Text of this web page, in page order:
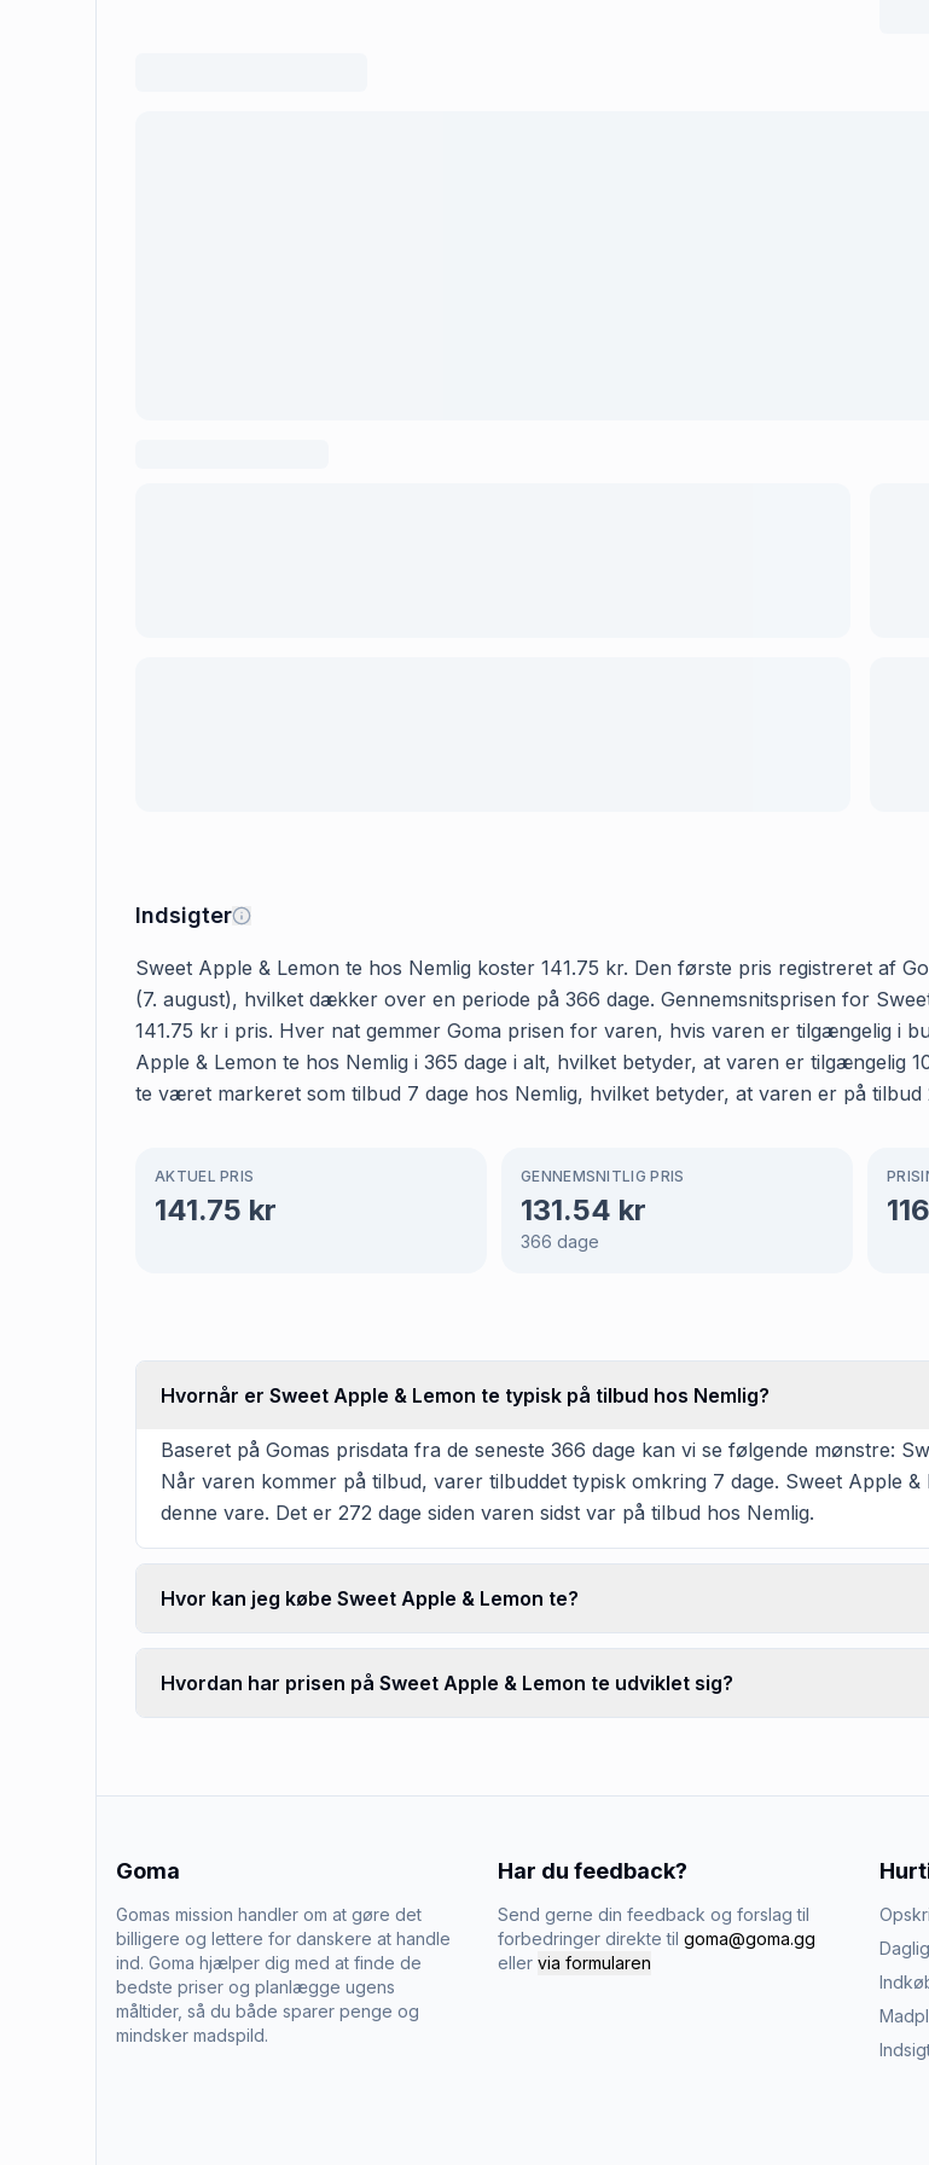
Indsigter
Sweet Apple & Lemon te hos Nemlig koster 141.75 kr. Den første pris registreret af
(7. august), hvilket dækker over en periode på 366 dage. Gennemsnitsprisen for
141.75 kr i pris. Hver nat gemmer Goma prisen for varen, hvis varen er tilgængelig i
Apple & Lemon te hos Nemlig i 365 dage i alt, hvilket betyder, at varen er tilgængelig
te været markeret som tilbud 7 dage hos Nemlig, hvilket betyder, at varen er på
AKTUEL PRIS
141.75 kr
GENNEMSNITLIG PRIS
131.54 kr
366 dage
Hvornår er Sweet Apple & Lemon te typisk på tilbud hos Nemlig?
Baseret på Gomas prisdata fra de seneste 366 dage kan vi se følgende mønstre:
Når varen kommer på tilbud, varer tilbuddet typisk omkring 7 dage. Sweet Apple
denne vare. Det er 272 dage siden varen sidst var på tilbud hos Nemlig.
Hvor kan jeg købe Sweet Apple & Lemon te?
Hvordan har prisen på Sweet Apple & Lemon te udviklet sig?
Goma
Gomas mission handler om at gøre det
billigere og lettere for danskere at handle
ind. Goma hjælper dig med at finde de
bedste priser og planlægge ugens
måltider, så du både sparer penge og
mindsker madspild.
Har du feedback?
Send gerne din feedback og forslag til
forbedringer direkte til goma@goma.gg
eller via formularen